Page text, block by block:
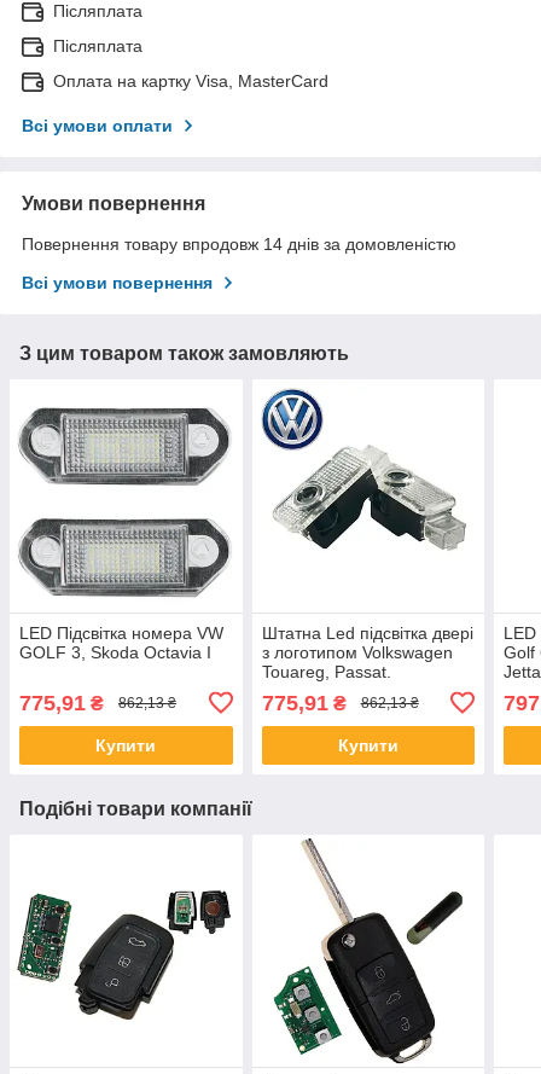
Післяплата
Післяплата
Оплата на картку Visa, MasterCard
Всі умови оплати
Умови повернення
Повернення товару впродовж 14 днів за домовленістю
Всі умови повернення
З цим товаром також замовляють
LED Підсвітка номера VW
GOLF 3, Skoda Octavia I
775,91 ₴ 862,13 ₴
Купити
Штатна Led підсвітка двері
з логотипом Volkswagen
Touareg, Passat.
775,91₴ 862,13 ₴
Купити
LED
Golf
Подібні товари компанії